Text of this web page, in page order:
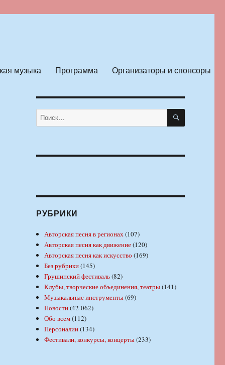
музыка Программа Организаторы и спонсоры
Искать: ПОИСК
РУБРИКИ
Авторская песня в регионах(107)
Авторская песня как движение(120)
Авторская песня как искусство (169)
Без рубрики(145)
Грушинский фестиваль(82)
Клубы, творческие объединения, театры(141)
Музыкальные инструменты(69)
Новости(42 062)
Обо всем(112)
Персоналии(134)
Фестивали, конкурсы, концерты(233)